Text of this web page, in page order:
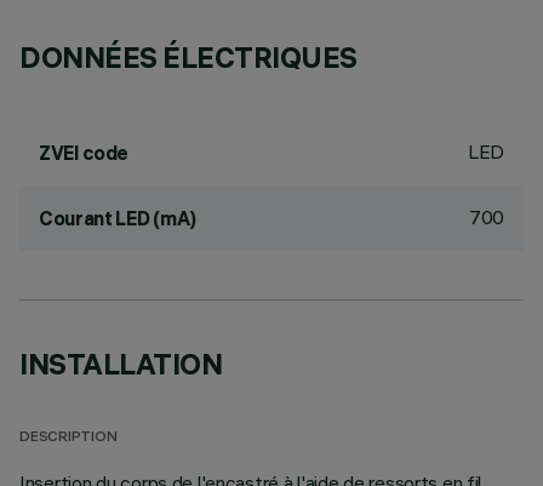
DONNÉES ÉLECTRIQUES
ZVEI code LED
Courant LED (mA) 700
INSTALLATION
DESCRIPTION